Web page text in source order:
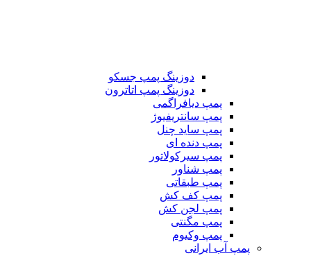
دوزینگ پمپ جسکو
دوزینگ پمپ اتاترون
پمپ دیافراگمی
پمپ سانتریفیوژ
پمپ ساید چنل
پمپ دنده ای
پمپ سیرکولاتور
پمپ شناور
پمپ طبقاتی
پمپ کف کش
پمپ لجن کش
پمپ مگنتی
پمپ وکیوم
پمپ آب ایرانی